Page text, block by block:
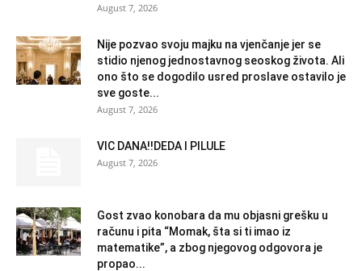
August 7, 2026
Nije pozvao svoju majku na vjenčanje jer se
stidio njenog jednostavnog seoskog života. Ali
ono što se dogodilo usred proslave ostavilo je
sve goste...
August 7, 2026
VIC DANA!!DEDA I PILULE
August 7, 2026
Gost zvao konobara da mu objasni grešku u
računu i pita “Momak, šta si ti imao iz
matematike”, a zbog njegovog odgovora je
propao...